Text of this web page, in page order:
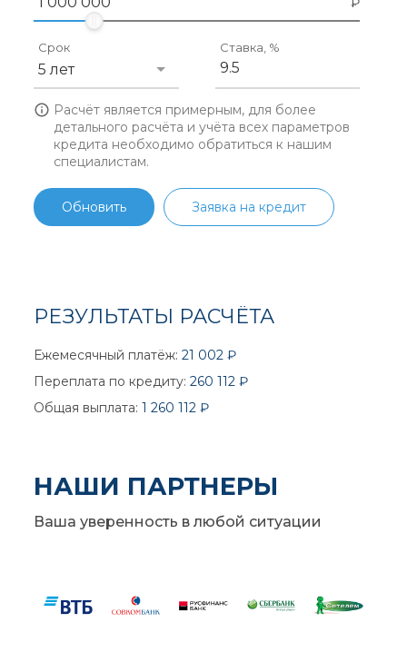
Срок
5 лет
Ставка, %
Расчёт является примерным, для более
детального расчёта и учёта всех параметров
кредита необходимо обратиться к нашим
специалистам.
Обновить Заявка на кредит
РЕЗУЛЬТАТЫ РАСЧЁТА
Ежемесячный платёж:21 002 ₽
Переплата по кредиту:260 112 ₽
Общая выплата:1 260 112 ₽
НАШИ ПАРТНЕРЫ
Ваша уверенность в любой ситуации